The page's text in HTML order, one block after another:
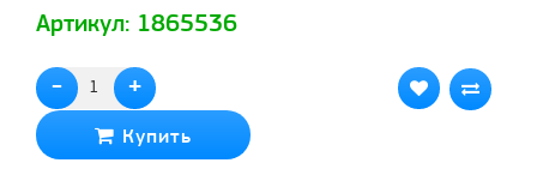
Артикул: 1865536
- +
Купить